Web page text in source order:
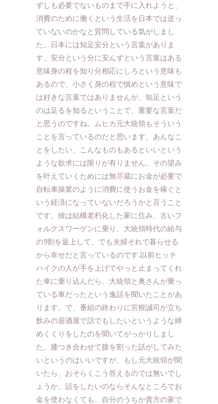
ずしも必要でないものまで手に入れようと、
消費のために働くという生活を日本では送っ
ていないのかなと質問している気がしまし
た。日本には知足安分という言葉がありま
す、安分という分に安んずという言葉はある
意味身の程を知り分相応にしろという意味も
あるので、小さく身の程で慎めという意味で
は好きな言葉ではありませんが、知足という
のは足るを知るということで、重要な言葉だ
と思うのですね。ムヒカ元大統領もそういう
ことを言っているのだと思います。あんなこ
とをしたい、こんなものもあるといいという
ような欲求には限りが有りません。その望み
を叶えていくためには無尽蔵にお金が必要で
自転車操業のように消費に使うお金を稼ぐと
いう経済になっていないだろうかと言うこと
です。彼は結構老朽化した家に住み、古いフ
ォルクスワーゲンに乗り、大統領時代の給与
の9割を返上して、でも夫婦それで暮らせる
から幸せだと言っているのです.以前ヒッチ
ハイクの人が手を上げてやっと止まってくれ
た車に乗り込んだら、大統領と奥さんが乗っ
ている車だったという逸話を聞いたことがあ
ります。で、番組の終わりに宮根誠司が立ち
飲みの居酒屋で話でもしたいというような締
めくくりをしたのを聞いてがっかりしまし
た。膝つき合わせて腹を割った話がしてみた
いというのはいいですが、もし元大統領が聞
いたら、おそらくこう答えるのでは無いでし
ょうか。話をしたいのならそんなところでお
金を使わなくても、自分のうちか貴方の家で